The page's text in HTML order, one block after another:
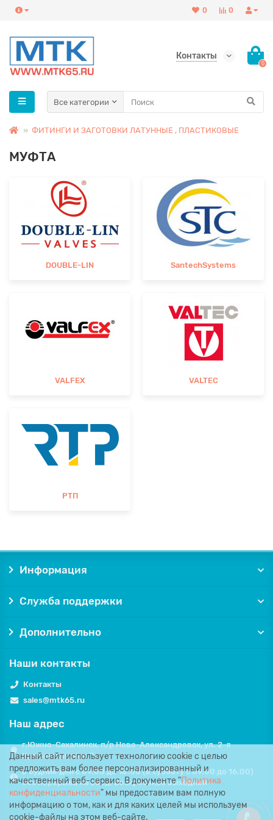
0
0
Контакты
0
Все категории
ФИТИНГИ И ЗАГОТОВКИ ЛАТУННЫЕ , ПЛАСТИКОВЫЕ
МУФТА
DOUBLE-LIN SantechSystems
VALFEX VALTEC
РТП
Данный сайт использует технологию cookie с целью
предложить вам более персонализированный и
качественный веб-сервис. В документе "Политика
конфиденциальности" мы предоставим вам полную
информацию о том, как и для каких целей мы используем
cookie-файлы на этом веб-сайте.
Информация
Служба поддержки
Дополнительно
Наши контакты
Контакты
sales@mtk65.ru
Наш адрес
г.Южно-Сахалинск, п/р Ново-Александровск, ул. 2-я
Красносельская, 7.
в будние дни с 09.00 до 18.00 (в субботу с 09.00 до 16.00)
без перерыва на обед. Воскресенье выходной